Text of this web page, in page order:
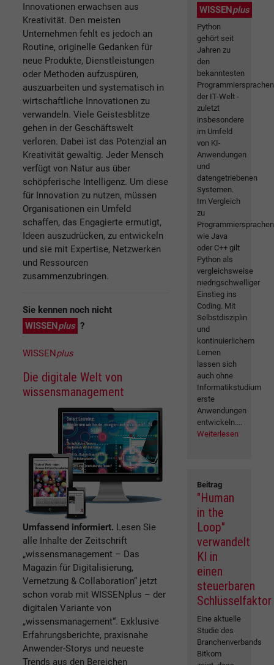
Innovationen erwachsen aus
Kreativität. Den meisten
Unternehmen fehlt es jedoch an
Routine, originelle Gedanken für
neue Produkte, Dienstleistungen
oder Methoden aufzuspüren,
auszuarbeiten und systematisch in
wirtschaftliche Innovationen zu
verwandeln. Viele Geistesblitze
gehen in der Geschäftswelt
verloren. Dabei ist das Potenzial an
Kreativität gewaltig. Jeder Mensch
verfügt von Natur aus über
schöpferische Intelligenz. Um diese
für Innovation zu nutzen, müssen
Organisationen ein Umfeld
schaffen, das Engagierte ermutigt,
Ideen auszudrücken, zu entwickeln
und sie mit Expertise, Netzwerken
und Ressourcen
zusammenzubringen.
Sie kennen noch nicht
WISSENplus ?
WISSENplus
Die digitale Welt von
wissensmanagement
Umfassend informiert. Lesen Sie
alle Inhalte der Zeitschrift
„wissensmanagement – Das
Magazin für Digitalisierung,
Vernetzung & Collaboration“ jetzt
schon vorab mit WISSENplus – der
digitalen Variante von
„wissensmanagement“. Exklusive
Erfahrungsberichte, praxisnahe
Anwender-Storys und neueste
Trends aus den Bereichen
WISSENplus
Python
gehört seit
Jahren zu
den
bekanntesten
Programmiersprachen
der IT-Welt -
zuletzt
insbesondere
im Umfeld
von KI-
Anwendungen
und
datengetriebenen
Systemen.
Im Vergleich
zu
Programmiersprachen
wie Java
oder C++ gilt
Python als
vergleichsweise
niedrigschwelliger
Einstieg ins
Coding. Mit
Selbstdisziplin
und
kontinuierlichem
Lernen
lassen sich
auch ohne
Informatikstudium
erste
Anwendungen
entwickeln....
Weiterlesen
Beitrag
"Human
in the
Loop"
verwandelt
KI in
einen
steuerbaren
Schlüsselfaktor
Eine aktuelle
Studie des
Branchenverbands
Bitkom